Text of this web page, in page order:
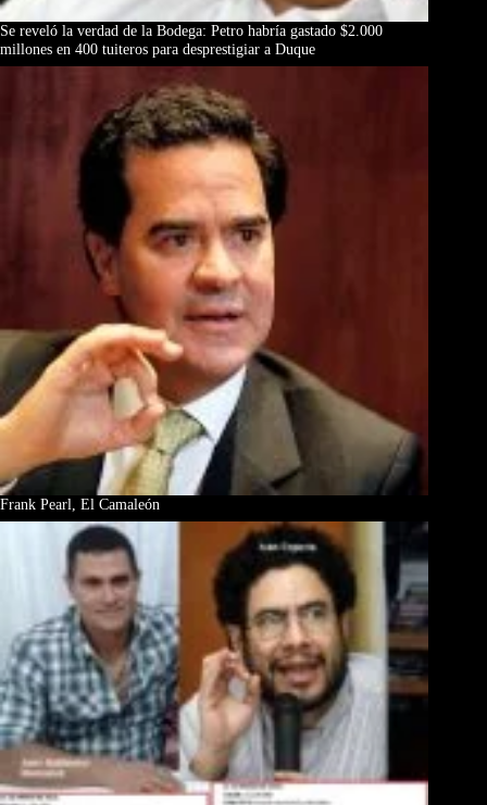
Se reveló la verdad de la Bodega: Petro habría gastado $2.000
millones en 400 tuiteros para desprestigiar a Duque
Frank Pearl, El Camaleón